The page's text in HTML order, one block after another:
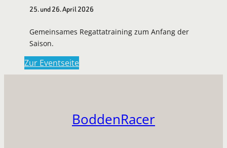
25. und 26. April 2026
Gemeinsames Regattatraining zum Anfang der
Saison.
Zur Eventseite
BoddenRacer